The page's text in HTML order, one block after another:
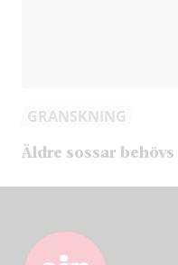
GRANSKNING
Äldre sossar